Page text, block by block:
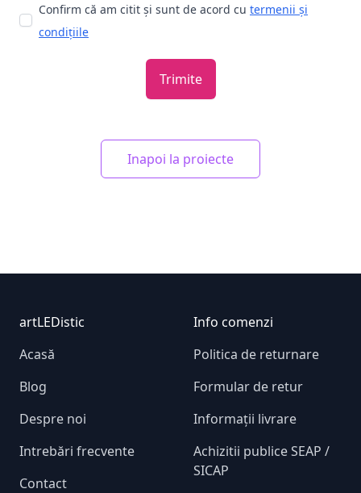
Confirm că am citit și sunt de acord cu termenii și
condițiile
Trimite
Inapoi la proiecte
Footer
artLEDistic
Acasă
Blog
Despre noi
Intrebări frecvente
Contact
Info comenzi
Politica de returnare
Formular de retur
Informații livrare
Achizitii publice SEAP /
SICAP